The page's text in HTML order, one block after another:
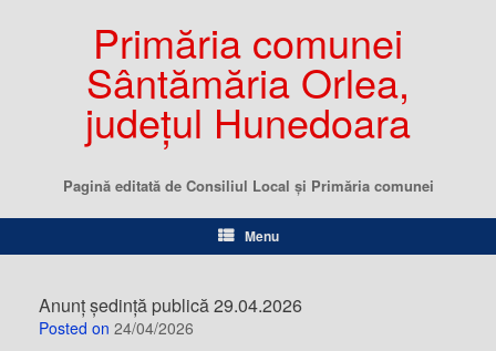
Primăria comunei
Sântămăria Orlea,
județul Hunedoara
Pagină editată de Consiliul Local şi Primăria comunei
Menu
Anunț ședință publică 29.04.2026
Posted on 24/04/2026